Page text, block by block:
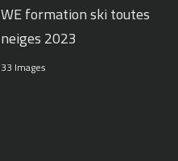
WE formation ski toutes
neiges 2023
33 Images